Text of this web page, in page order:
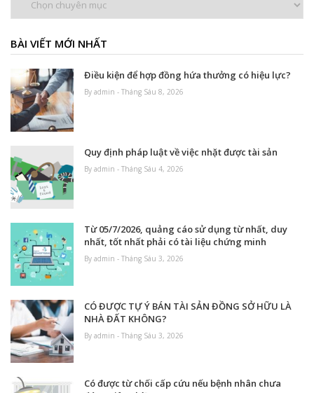
BÀI VIẾT MỚI NHẤT
Điều kiện để hợp đồng hứa thưởng có hiệu lực?
By admin - Tháng Sáu 8, 2026
Quy định pháp luật về việc nhặt được tài sản
By admin - Tháng Sáu 4, 2026
Từ 05/7/2026, quảng cáo sử dụng từ nhất, duy
nhất, tốt nhất phải có tài liệu chứng minh
By admin - Tháng Sáu 3, 2026
CÓ ĐƯỢC TỰ Ý BÁN TÀI SẢN ĐỒNG SỞ HỮU LÀ
NHÀ ĐẤT KHÔNG?
By admin - Tháng Sáu 3, 2026
Có được từ chối cấp cứu nếu bệnh nhân chưa